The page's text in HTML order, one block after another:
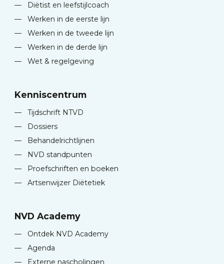
—
Diëtist en leefstijlcoach
—
Werken in de eerste lijn
—
Werken in de tweede lijn
—
Werken in de derde lijn
—
Wet & regelgeving
Kenniscentrum
—
Tijdschrift NTVD
—
Dossiers
—
Behandelrichtlijnen
—
NVD standpunten
—
Proefschriften en boeken
—
Artsenwijzer Diëtetiek
NVD Academy
—
Ontdek NVD Academy
—
Agenda
—
Externe nascholingen